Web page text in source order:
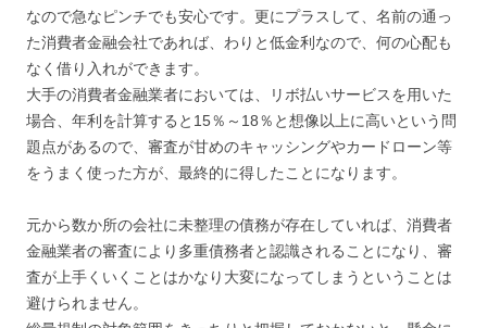
なので急なピンチでも安心です。更にプラスして、名前の通っ
た消費者金融会社であれば、わりと低金利なので、何の心配も
なく借り入れができます。
大手の消費者金融業者においては、リボ払いサービスを用いた
場合、年利を計算すると15％～18％と想像以上に高いという問
題点があるので、審査が甘めのキャッシングやカードローン等
をうまく使った方が、最終的に得したことになります。
元から数か所の会社に未整理の債務が存在していれば、消費者
金融業者の審査により多重債務者と認識されることになり、審
査が上手くいくことはかなり大変になってしまうということは
避けられません。